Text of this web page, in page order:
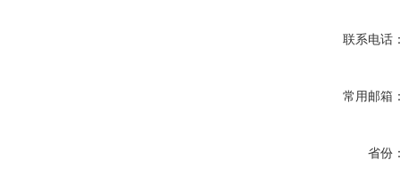
联系电话
常用邮箱
省份